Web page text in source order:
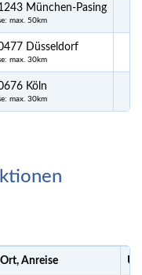
München-Pasing
max. 50km
Düsseldorf
max. 30km
Köln
max. 30km
Ort, Anreise